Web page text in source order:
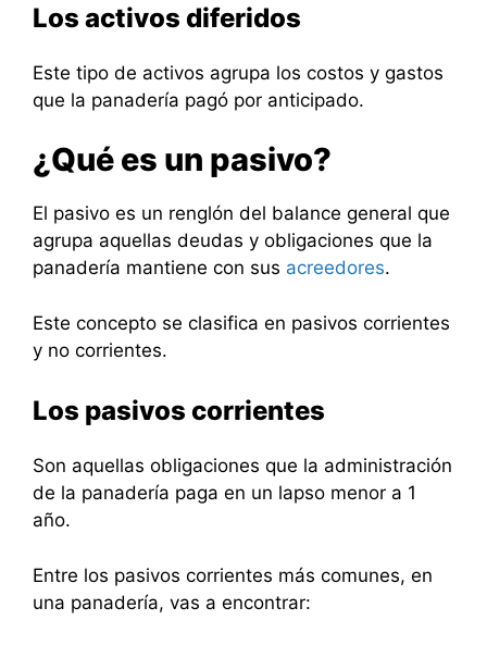
Los activos diferidos
Este tipo de activos agrupa los costos y gastos
que la panadería pagó por anticipado.
¿Qué es un pasivo?
El pasivo es un renglón del balance general que
agrupa aquellas deudas y obligaciones que la
panadería mantiene con sus acreedores.
Este concepto se clasifica en pasivos corrientes
y no corrientes.
Los pasivos corrientes
Son aquellas obligaciones que la administración
de la panadería paga en un lapso menor a 1
año.
Entre los pasivos corrientes más comunes, en
una panadería, vas a encontrar: